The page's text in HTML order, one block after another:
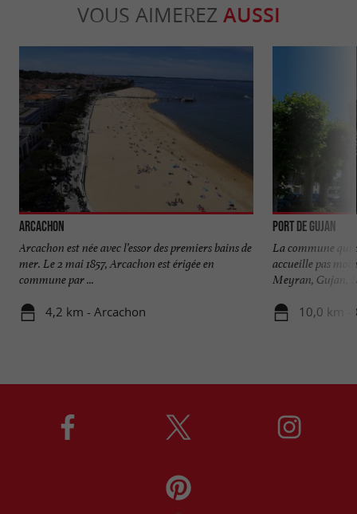
VOUS AIMEREZ AUSSI
Arcachon
Arcachon est née avec l’essor des premiers bains de
mer. Le 2 mai 1857, Arcachon est érigée en
commune par ...
4,2 km - Arcachon
Port de Gujan
La commune qui
accueille pas
Meyran, Gujan,
10,0 km -